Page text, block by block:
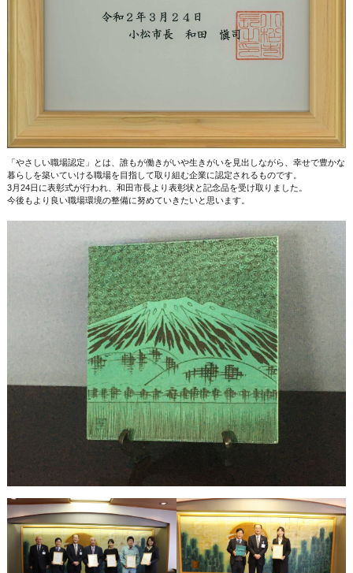
「やさしい職場認定」とは、誰もが働きがいや生きがいを見出しながら、幸せで豊かな
暮らしを築いていける職場を目指して取り組む企業に認定されるものです。
3月24日に表彰式が行われ、和田市長より表彰状と記念品を受け取りました。
今後もより良い職場環境の整備に努めていきたいと思います。